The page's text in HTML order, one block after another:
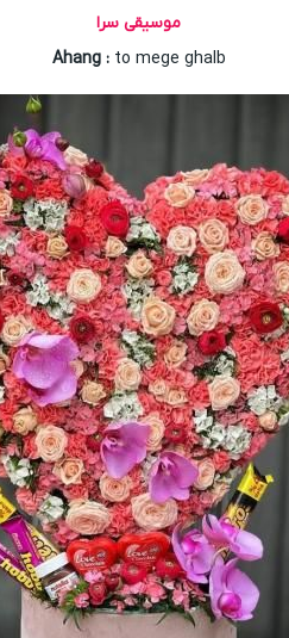
موسیقی سرا
Ahang :to mege ghalb